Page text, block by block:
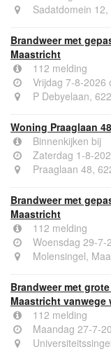
Sadatdomein
Brandweer met
Maastricht
112 melding
Vrijdag 7-8-2026
P Debyelaan,
Woning Praaglaan
Binnenkijken bij
Zaterdag 1-8-
Praaglaan 48,
Brandweer met
Maastricht
112 melding
Woensdag 29-7-
Molensingel,
Brandweer met
Maastricht vanwege
112 melding
Maandag 27-7-